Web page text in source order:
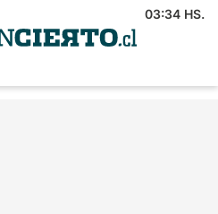
03:34 HS.